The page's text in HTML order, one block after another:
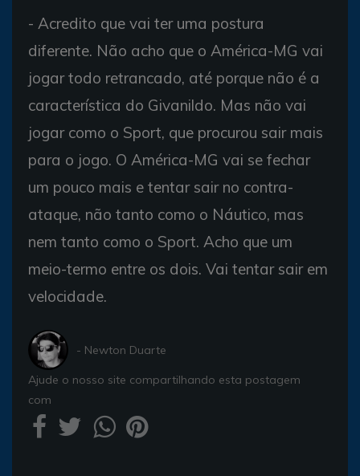
- Acredito que vai ter uma postura
diferente. Não acho que o América-MG vai
jogar todo retrancado, até porque não é a
característica do Givanildo. Mas não vai
jogar como o Sport, que procurou sair mais
para o jogo. O América-MG vai se fechar
um pouco mais e tentar sair no contra-
ataque, não tanto como o Náutico, mas
nem tanto como o Sport. Acho que um
meio-termo entre os dois. Vai tentar sair em
velocidade.
- Newton Duarte
Ajude o nosso site compartilhando esta postagem
com